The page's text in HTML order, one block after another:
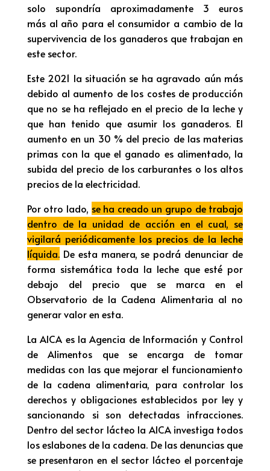
solo supondría aproximadamente 3 euros
más al año para el consumidor a cambio de la
supervivencia de los ganaderos que trabajan en
este sector.
Este 2021 la situación se ha agravado aún más
debido al aumento de los costes de producción
que no se ha reflejado en el precio de la leche y
que han tenido que asumir los ganaderos. El
aumento en un 30 % del precio de las materias
primas con la que el ganado es alimentado, la
subida del precio de los carburantes o los altos
precios de la electricidad.
Por otro lado, se ha creado un grupo de trabajo
dentro de la unidad de acción en el cual, se
vigilará periódicamente los precios de la leche
líquida.De esta manera, se podrá denunciar de
forma sistemática toda la leche que esté por
debajo del precio que se marca en el
Observatorio de la Cadena Alimentaria al no
generar valor en esta.
La AICA es la Agencia de Información y Control
de Alimentos que se encarga de tomar
medidas con las que mejorar el funcionamiento
de la cadena alimentaria, para controlar los
derechos y obligaciones establecidos por ley y
sancionando si son detectadas infracciones.
Dentro del sector lácteo la AICA investiga todos
los eslabones de la cadena. De las denuncias que
se presentaron en el sector lácteo el porcentaje